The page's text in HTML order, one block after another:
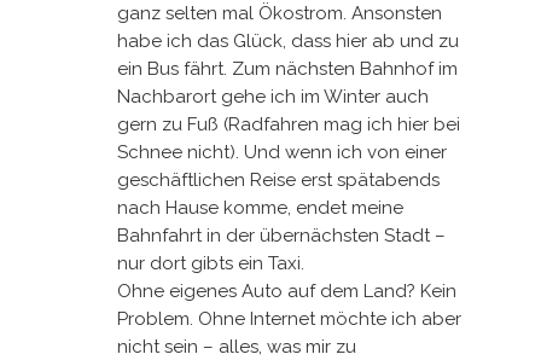
ganz selten mal Ökostrom. Ansonsten
habe ich das Glück, dass hier ab und zu
ein Bus fährt. Zum nächsten Bahnhof im
Nachbarort gehe ich im Winter auch
gern zu Fuß (Radfahren mag ich hier bei
Schnee nicht). Und wenn ich von einer
geschäftlichen Reise erst spätabends
nach Hause komme, endet meine
Bahnfahrt in der übernächsten Stadt –
nur dort gibts ein Taxi.
Ohne eigenes Auto auf dem Land? Kein
Problem. Ohne Internet möchte ich aber
nicht sein – alles, was mir zu